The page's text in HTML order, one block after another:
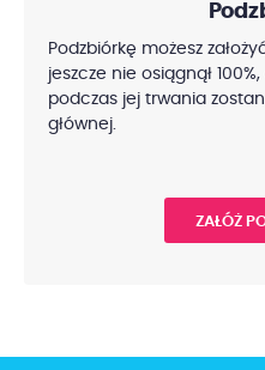
Podzbiórkę możesz
jeszcze nie osiągnął
podczas jej trwania
głównej.
ZAŁÓŻ